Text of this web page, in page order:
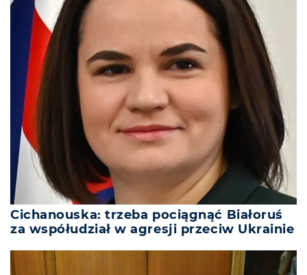
Cichanouska: trzeba pociągnąć Białoruś
za współudział w agresji przeciw Ukrainie